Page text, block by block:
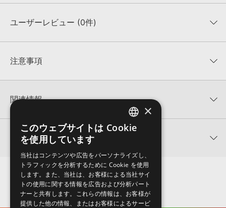
収録ファイル一覧
ユーザーレビュー (0件)
★★★★★
★5
★2
★1
0%
レビューをもっと見る »
注意事項
KONTAKTフォーマットは、
でお使いいただけます。無償版のKONTAKT PLAYERではお使いい
ただけませんので、ご注意ください。また、「ライブラリ・タブ」
への表示にも対応しておりません。
4GBを超えるデータに関するご注意：
FAT32でフォーマットされた
HDDには、1ファイル4GBを超えるデータを格納することができま
せん。データ容量が4GBを超えるダウンロード製品をご購入いただ
きます際には、NTFSやHFS＋でフォーマットされたHDDをご用意
いただく必要がございます。
製品の購入手続き完了後、受注確認メールとシリアルナンバーをお
関連情報
LOOPTRONIKS 製品一覧
PLANET NEPTUNE VOL 3のサポート情報
関連サポート情報
2022.06.06
MIDI形式サンプルパックの追加方法
マークのついた情報は、該当する製品のご購入ユーザー様専用となって
ENGLISH
×
このウェブサイトは Cookie
を使用しています
当社はコンテンツや広告をパーソナライズし、
トラフィックを分析するために Cookie を使用
します。また、当社は、お客様による当社サイ
トの使用に関する情報を広告および分析パート
ナーと共有します。これらの情報は、お客様が
提供した他の情報、またはお客様によるサービ